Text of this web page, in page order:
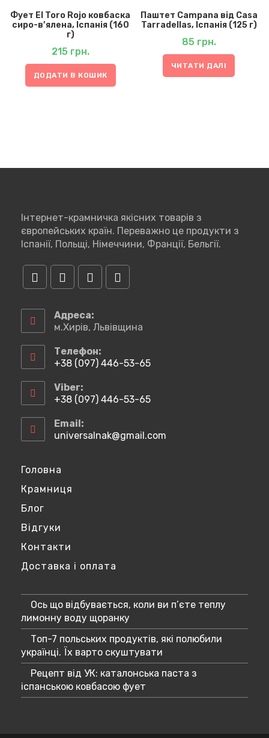
Фует El Toro Rojo ковбаска
сиро-в’ялена, Іспанія (160
г)
215 грн.
ДОДАТИ В КОШИК
Паштет Campana від Casa
Tarradellas, Іспанія (125 г)
85 грн.
ЧИТАТИ ДАЛІ
Інтернет-крамничка якісних товарів з
європейських країн. Переважно це продукти з
Іспанії, Польщі, Німеччини, Франції, Бельгії.
новій
новій
вкладці
новій
вкладцівкладці
Адреса:
м.Хирів, Львівщина
Телефон:
+38 (097) 446-53-65
у
вашому
Viber:
+38 (097) 446-53-65
у
вашому
Email:
universalnak@gmail.com
Головна
Крамниця
Блог
Відгуки
Контакти
Доставка і оплата
Ось що відбувається, коли ви п’єте теплу
лимонну воду щоранку
Топ-7 польських продуктів, які полюбили
українці. Їх варто скуштувати
Рецепт від УК: каталонська паста з
іспанською ковбасою фует